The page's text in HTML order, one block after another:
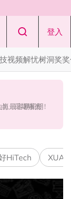
登入
视频解忧树洞奖
最容易招阴
、日期曝光！
曝光
HiTech